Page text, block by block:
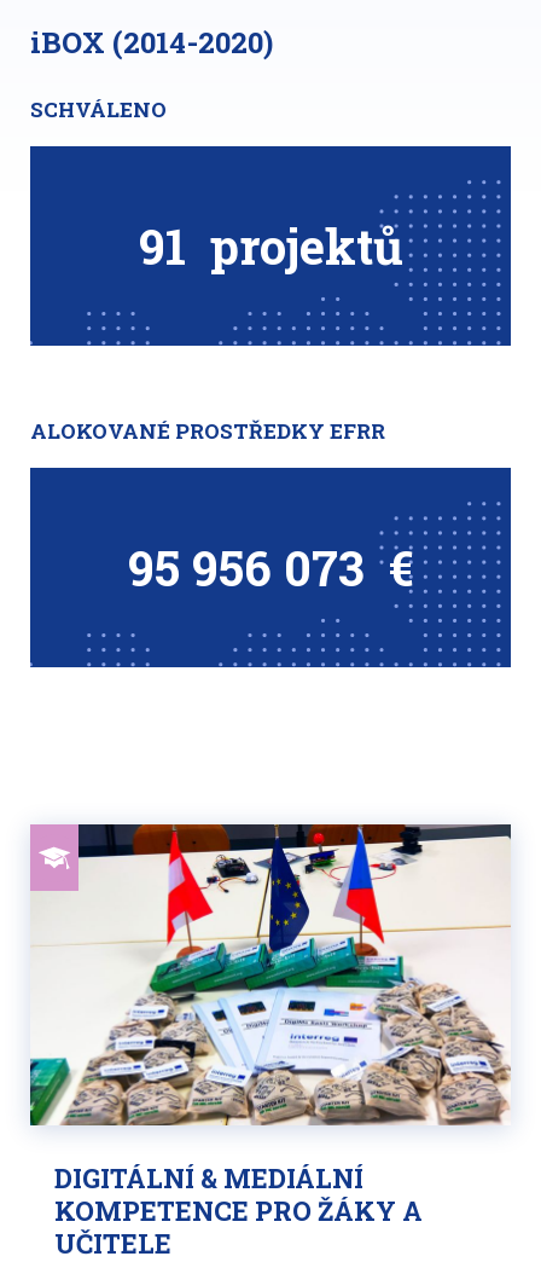
iBOX (2014-2020)
SCHVÁLENO
91 projektů
ALOKOVANÉ PROSTŘEDKY EFRR
95 956 073 €
DIGITÁLNÍ & MEDIÁLNÍ
KOMPETENCE PRO ŽÁKY A
UČITELE